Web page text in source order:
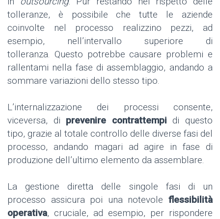
tolleranze, è possibile che tutte le aziende
coinvolte nel processo realizzino pezzi, ad
esempio, nell’intervallo superiore di
tolleranza. Questo potrebbe causare problemi e
rallentami nella fase di assemblaggio, andando a
sommare variazioni dello stesso tipo.
L’internalizzazione dei processi consente,
viceversa, di prevenire contrattempi di questo
tipo, grazie al totale controllo delle diverse fasi del
processo, andando magari ad agire in fase di
produzione dell’ultimo elemento da assemblare.
La gestione diretta delle singole fasi di un
processo assicura poi una notevole flessibilità
operativa, cruciale, ad esempio, per rispondere